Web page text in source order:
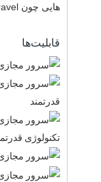
هایی چون Laravel طراحی و پیاده سازی می شوند.
قابلیت‌ها
قدرتمند
تکنولوژی